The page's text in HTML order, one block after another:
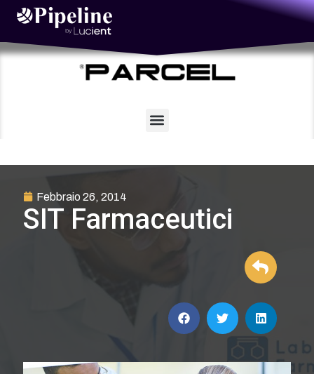
al
Febbraio 26, 2014
SIT Farmaceutici